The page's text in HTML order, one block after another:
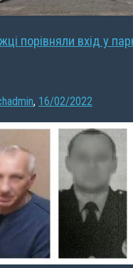
порівняли вхід у
, 16/02/2022